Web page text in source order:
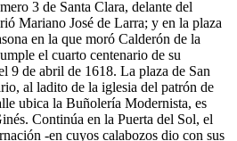
3 de Santa Clara, delante del
Mariano José de Larra; y en la plaza
en la que moró Calderón de la
el cuarto centenario de su
9 de abril de 1618. La plaza de San
al ladito de la iglesia del patrón de
ubica la Buñolería Modernista, es
Continúa en la Puerta del Sol, el
-en cuyos calabozos dio con sus